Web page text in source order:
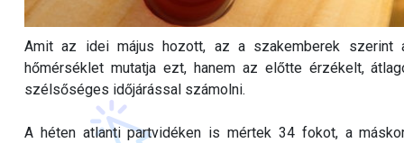
Amit az idei május hozott, az a szakemberek szerint
hőmérséklet mutatja ezt, hanem az előtte érzékelt,
szélsőséges időjárással számolni.
A héten atlanti partvidéken is mértek 34 fokot, a